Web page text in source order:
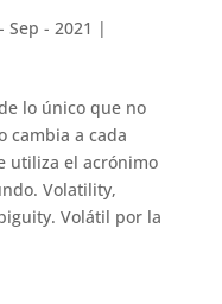
Sep - 2021 |
lo único que no
cambia a cada
utiliza el acrónimo
Volatility,
Volátil por la